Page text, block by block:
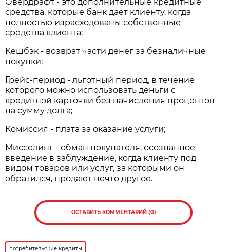
средства, которые банк дает клиенту, когда
полностью израсходованы собственные
средства клиента;
Кешбэк - возврат части денег за безналичные
покупки;
Грейс-период - льготный период, в течение
которого можно использовать деньги с
кредитной карточки без начисления процентов
на сумму долга;
Комиссия - плата за оказание услуги;
Мисселинг - обман покупателя, осознанное
введение в заблуждение, когда клиенту под
видом товаров или услуг, за которыми он
обратился, продают нечто другое.
ОСТАВИТЬ КОММЕНТАРИЙ (0)
потребительские кредиты